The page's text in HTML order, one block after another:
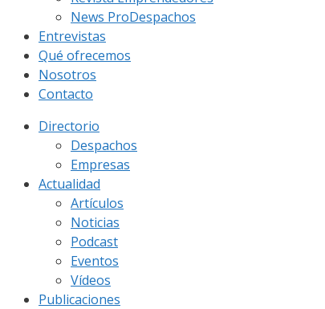
News ProDespachos
Entrevistas
Qué ofrecemos
Nosotros
Contacto
Directorio
Despachos
Empresas
Actualidad
Artículos
Noticias
Podcast
Eventos
Vídeos
Publicaciones